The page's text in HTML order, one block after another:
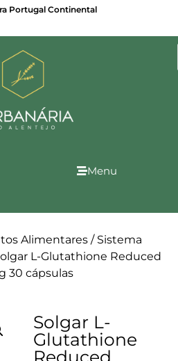
Portugal Continental
Menu
Alimentares / Sistema
L-Glutathione Reduced
30 cápsulas
Solgar L-
Glutathione